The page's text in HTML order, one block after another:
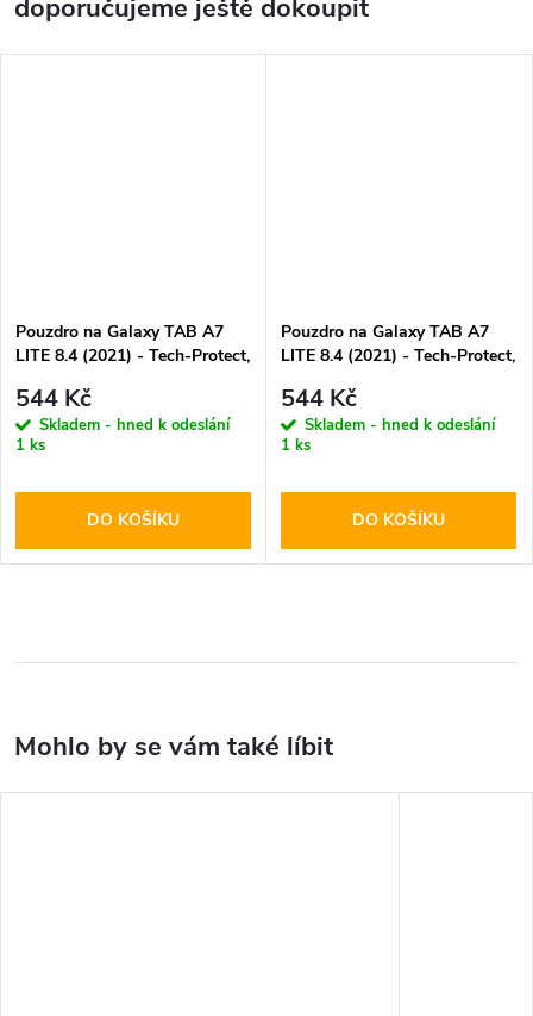
doporučujeme ještě dokoupit
Pouzdro na Galaxy TAB A7
LITE 8.4 (2021) - Tech-Protect,
544 Kč
Skladem - hned k odeslání
1 ks
DO KOŠÍKU
Pouzdro na Galaxy TAB A7
LITE 8.4 (2021) - Tech-Protect,
544 Kč
Skladem - hned k odeslání
1 ks
DO KOŠÍKU